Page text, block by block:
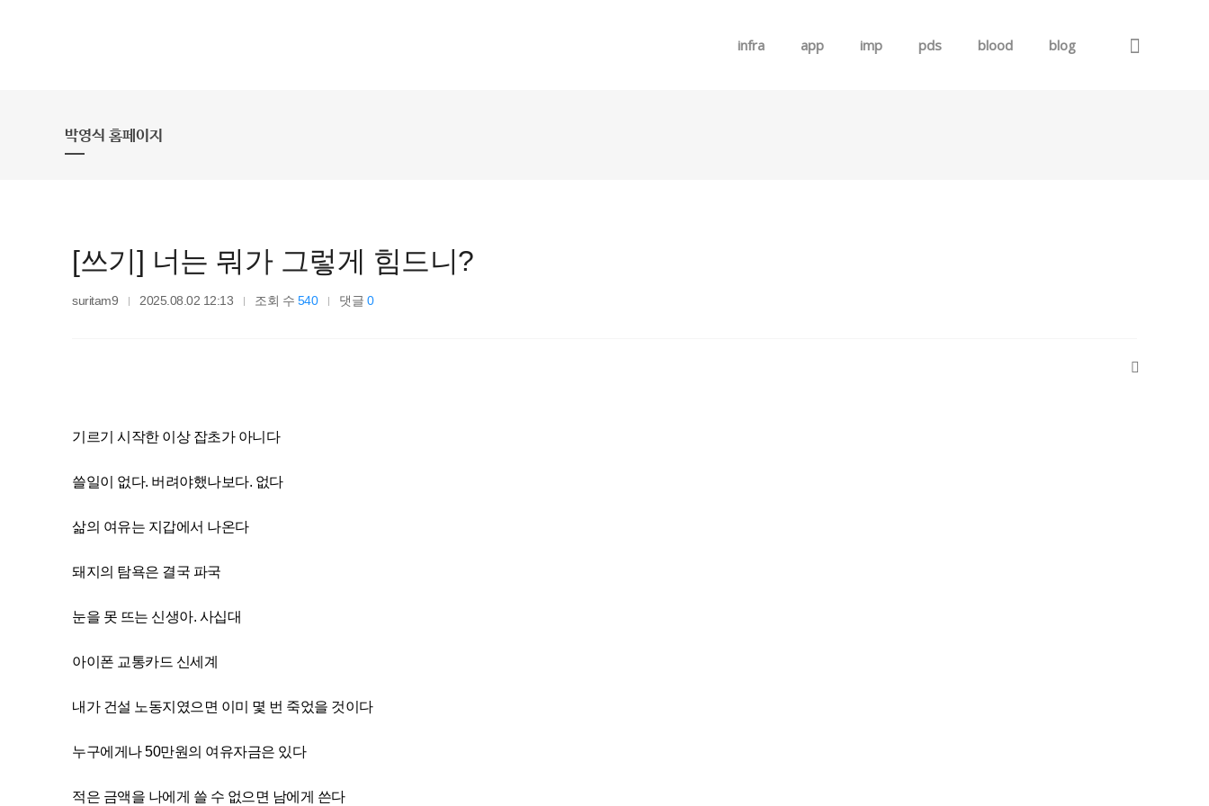
infra app imp pds blood blog
박영식 홈페이지
[쓰기] 너는 뭐가 그렇게 힘드니?
suritam9 2025.08.02 12:13 조회 수 540 댓글 0
기르기 시작한 이상 잡초가 아니다
쓸일이 없다. 버려야했나보다. 없다
삶의 여유는 지갑에서 나온다
돼지의 탐욕은 결국 파국
눈을 못 뜨는 신생아. 사십대
아이폰 교통카드 신세계
내가 건설 노동지였으면 이미 몇 번 죽었을 것이다
누구에게나 50만원의 여유자금은 있다
적은 금액을 나에게 쓸 수 없으면 남에게 쓴다